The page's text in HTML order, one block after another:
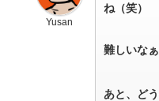
Yusan
ね（笑）
難しいな
あと、ど